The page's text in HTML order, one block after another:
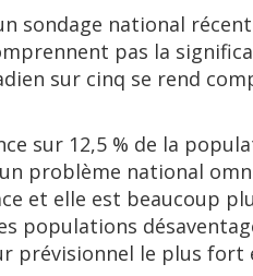
sondage national
pas la
sur cinq se rend
sur 12,5 % de la
problème national
et elle est beaucoup
populations
prévisionnel le plus fort